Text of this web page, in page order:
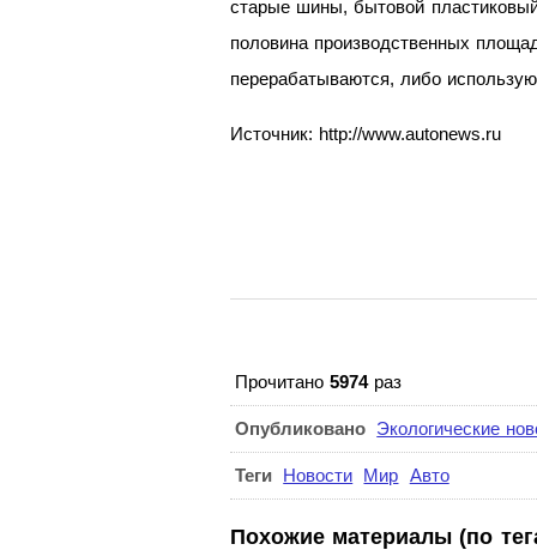
старые шины, бытовой
половина производственных
перерабатываются, либо
Источник: http://www.autonews.ru
Прочитано5974раз
Опубликовано Экологические
Теги Новости Мир Авто
Похожие материалы (по